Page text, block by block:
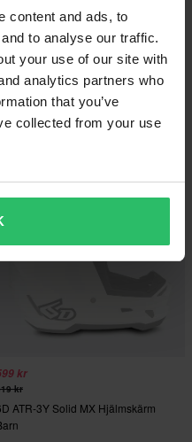
content and ads, to
to analyse our traffic.
your use of our site with
analytics partners who
that you’ve
collected from your use
999 kr
ATR-3 Crosshjälm Solid FIM
kr
kr
ATR-3Y Solid MX Hjälmskärm